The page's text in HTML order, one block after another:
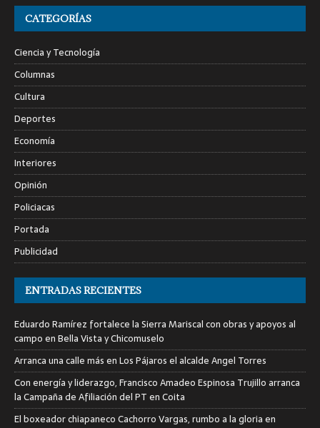
CATEGORÍAS
Ciencia y Tecnología
Columnas
Cultura
Deportes
Economía
Interiores
Opinión
Policiacas
Portada
Publicidad
ENTRADAS RECIENTES
Eduardo Ramírez fortalece la Sierra Mariscal con obras y apoyos al
campo en Bella Vista y Chicomuselo
Arranca una calle más en Los Pájaros el alcalde Angel Torres
Con energía y liderazgo, Francisco Amadeo Espinosa Trujillo arranca
la Campaña de Afiliación del PT en Coita
El boxeador chiapaneco Cachorro Vargas, rumbo a la gloria en